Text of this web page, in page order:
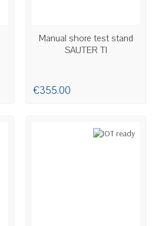
AVAILABLE
Manual shore test stand
SAUTER TI
€355.00